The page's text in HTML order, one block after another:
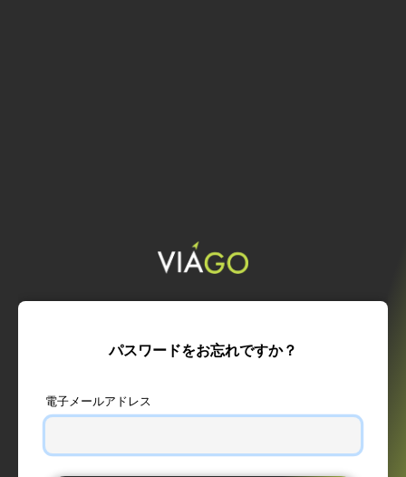
パスワードをお忘れですか？
電子メールアドレス